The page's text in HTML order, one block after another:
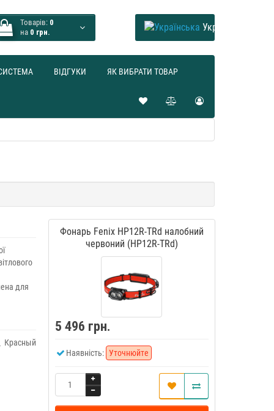
Товарів: 0
на 0 грн. Українська
ВІДГУКИ ЯК ВИБРАТИ ТОВАР
для
Красный
Фонарь Fenix HP12R-TRd налобний
червоний (HP12R-TRd)
5 496 грн.
Наявність: Уточнюйте